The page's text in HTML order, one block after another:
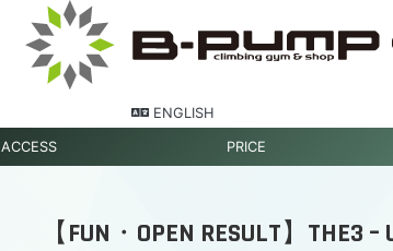
ENGLISH
ACCESS PRICE
【FUN・OPEN RESULT】THE3 –